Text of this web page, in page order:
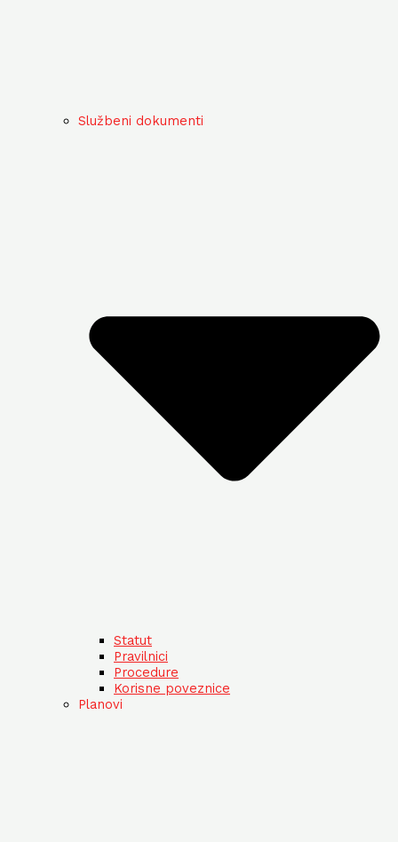
Službeni dokumenti
Statut
Pravilnici
Procedure
Korisne poveznice
Planovi